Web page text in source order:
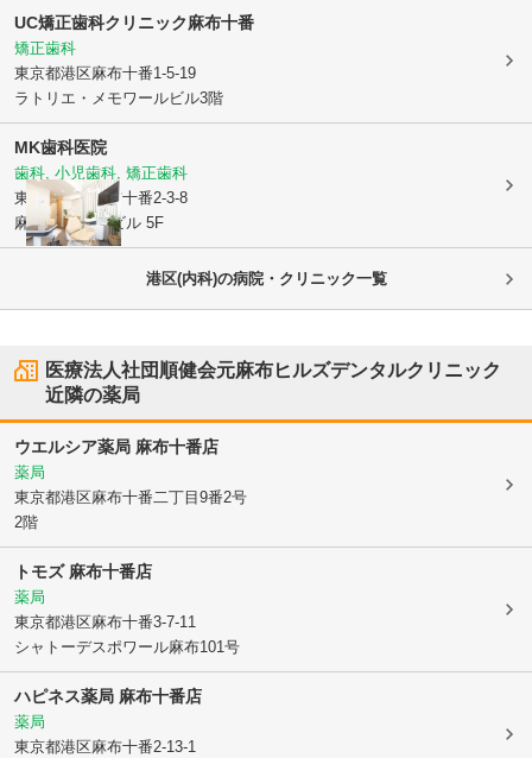
UC矯正歯科クリニック麻布十番
矯正歯科
東京都港区麻布十番1-5-19
ラトリエ・メモワールビル3階
MK歯科医院
歯科, 小児歯科, 矯正歯科
東京都港区 麻布十番2-3-8
麻布十番OTMビル 5F
港区(内科)の病院・クリニック一覧
医療法人社団順健会元麻布ヒルズデンタルクリニック
近隣の薬局
ウエルシア薬局 麻布十番店
薬局
東京都港区麻布十番二丁目9番2号
2階
トモズ 麻布十番店
薬局
東京都港区麻布十番3-7-11
シャトーデスポワール麻布101号
ハピネス薬局 麻布十番店
薬局
東京都港区麻布十番2-13-1